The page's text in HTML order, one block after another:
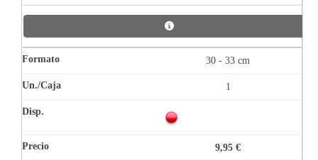
30 - 33 cm
1
9,95 €